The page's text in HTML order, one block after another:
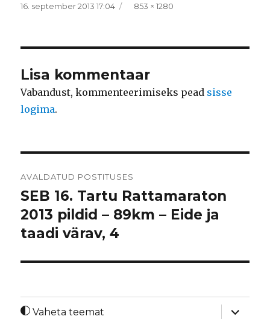
Postitatud
16. september 2013 17:04 Täissuurus
853 × 1280
Lisa kommentaar
Vabandust, kommenteerimiseks pead sisse
logima.
AVALDATUD POSTITUSES
SEB 16. Tartu Rattamaraton
2013 pildid – 89km – Eide ja
taadi värav, 4
Vaheta teemat
laienda